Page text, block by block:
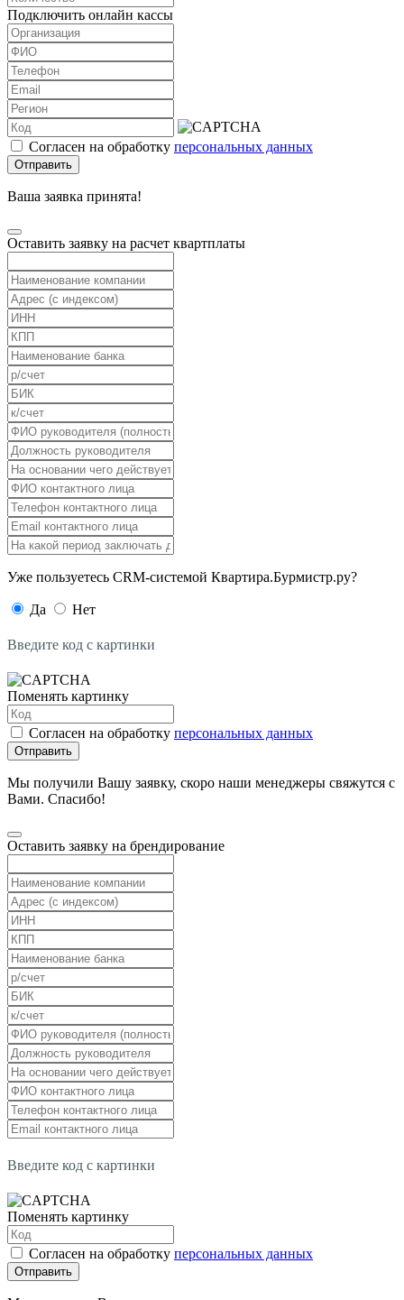
Подключить онлайн кассы
Согласен на обработку персональных данных
Отправить
Ваша заявка принята!
Оставить заявку на расчет квартплаты
Уже пользуетесь CRM-системой Квартира.Бурмистр.ру?
Да Нет
Введите код с картинки
Поменять картинку
Согласен на обработку персональных данных
Отправить
Мы получили Вашу заявку, скоро наши менеджеры свяжутся с
Вами. Спасибо!
Оставить заявку на брендирование
Введите код с картинки
Поменять картинку
Согласен на обработку персональных данных
Отправить